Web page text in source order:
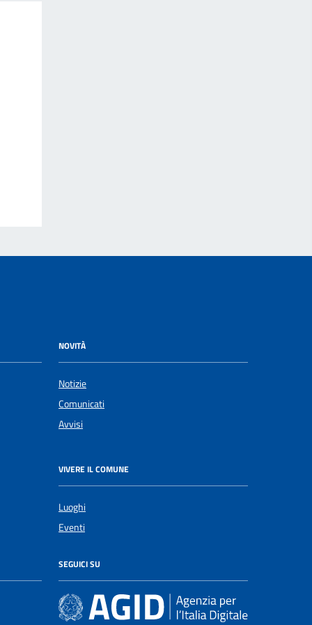
NOVITÀ
Notizie
Comunicati
Avvisi
VIVERE IL COMUNE
Luoghi
Eventi
SEGUICI SU